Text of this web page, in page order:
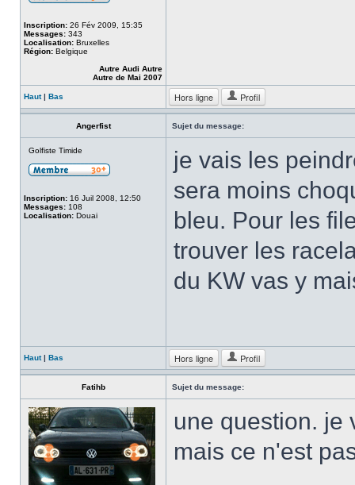
Inscription: 26 Fév 2009, 15:35
Messages: 343
Localisation: Bruxelles
Région: Belgique
Autre Audi Autre
Autre de Mai 2007
Haut| Bas Hors ligne Profil
Angerfist Sujet du message:
Golfiste Timide
Inscription: 16 Juil 2008, 12:50
Messages: 108
Localisation: Douai
je vais les
sera moins
bleu. Pour les
trouver les
du KW vas y
Haut| Bas Hors ligne Profil
Fatihb Sujet du message:
une question. je
mais ce n'est